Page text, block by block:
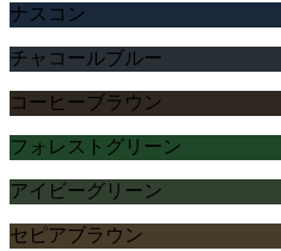
ナスコン
チャコールブルー
コーヒーブラウン
フォレストグリーン
アイビーグリーン
セピアブラウン